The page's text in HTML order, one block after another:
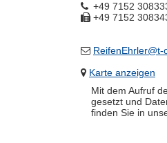
+49 7152
+49 7152
ReifenEhrler@t-
Karte anzeigen
Mit dem Aufruf
gesetzt und
finden Sie in